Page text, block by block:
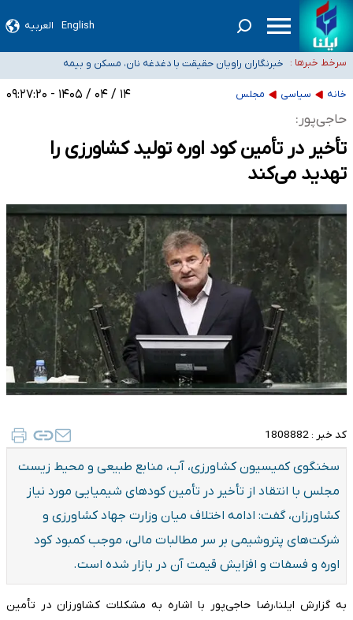
English العربیه
سرخط خبرها :
تعویق آزمون ورودی دکترای تخصصی فرماندهی صحنه عملیات و دکترای تخصصی
جغرافیای نظامی دافوس آجاخبرنگاران راویان حقیقت با دغدغه نان، مسکن و بیمه
آخرین وضعیت شیوع عفونت‌های تنفسی در کشور/ خوزستان و
کرمان بالاتر از آستانه هشدار
هیچ پرستاری بازداشت یا اخراج نشده است/ از رئیس جمهور خواستیم ورود کند
ثبت‌نام بخش عمده دانش‌آموزان مدارس ایرانی امارات در کشور/ درباره محصلان
باقی‌مانده در دبی متناسب با شرایط جدید تصمیم‌گیری می‌شود
خانه سیاسی مجلس ۱۴ / ۰۴ / ۱۴۰۵ - ۰۹:۲۷:۲۰
حاجی‌پور:
تأخیر در تأمین کود اوره تولید کشاورزی را
تهدید می‌کند
کد خبر : 1808882
سخنگوی کمیسیون کشاورزی، آب، منابع طبیعی و محیط زیست
مجلس با انتقاد از تأخیر در تأمین کودهای شیمیایی مورد نیاز
کشاورزان، گفت: ادامه اختلاف میان وزارت جهاد کشاورزی و
شرکت‌های پتروشیمی بر سر مطالبات مالی، موجب کمبود کود
اوره و فسفات و افزایش قیمت آن در بازار شده است.
به گزارش ایلنا،رضا حاجی‌پور با اشاره به مشکلات کشاورزان در تأمین